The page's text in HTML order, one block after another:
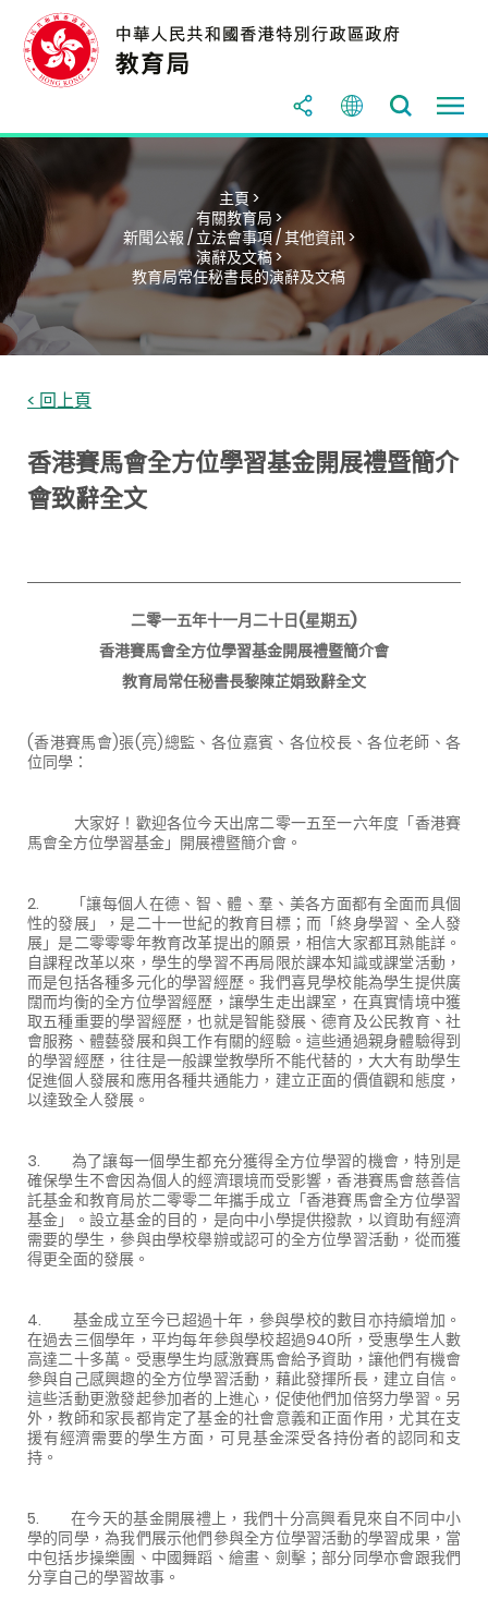
主頁 >
有關教育局 >
新聞公報 / 立法會事項 / 其他資訊 >
演辭及文稿 >
教育局常任秘書長的演辭及文稿
< 回上頁
香港賽馬會全方位學習基金開展禮暨簡介
會致辭全文
二零一五年十一月二十日(星期五)
香港賽馬會全方位學習基金開展禮暨簡介會
教育局常任秘書長黎陳芷娟致辭全文
(香港賽馬會)張(亮)總監、各位嘉賓、各位校長、各位老師、各
位同學：
大家好！歡迎各位今天出席二零一五至一六年度「香港賽
馬會全方位學習基金」開展禮暨簡介會。
2. 「讓每個人在德、智、體、羣、美各方面都有全面而具個
性的發展」，是二十一世紀的教育目標；而「終身學習、全人發
展」是二零零零年教育改革提出的願景，相信大家都耳熟能詳。
自課程改革以來，學生的學習不再局限於課本知識或課堂活動，
而是包括各種多元化的學習經歷。我們喜見學校能為學生提供廣
闊而均衡的全方位學習經歷，讓學生走出課室，在真實情境中獲
取五種重要的學習經歷，也就是智能發展、德育及公民教育、社
會服務、體藝發展和與工作有關的經驗。這些通過親身體驗得到
的學習經歷，往往是一般課堂教學所不能代替的，大大有助學生
促進個人發展和應用各種共通能力，建立正面的價值觀和態度，
以達致全人發展。
3. 為了讓每一個學生都充分獲得全方位學習的機會，特別是
確保學生不會因為個人的經濟環境而受影響，香港賽馬會慈善信
託基金和教育局於二零零二年攜手成立「香港賽馬會全方位學習
基金」。設立基金的目的，是向中小學提供撥款，以資助有經濟
需要的學生，參與由學校舉辦或認可的全方位學習活動，從而獲
得更全面的發展。
4. 基金成立至今已超過十年，參與學校的數目亦持續增加。
在過去三個學年，平均每年參與學校超過940所，受惠學生人數
高達二十多萬。受惠學生均感激賽馬會給予資助，讓他們有機會
參與自己感興趣的全方位學習活動，藉此發揮所長，建立自信。
這些活動更激發起參加者的上進心，促使他們加倍努力學習。另
外，教師和家長都肯定了基金的社會意義和正面作用，尤其在支
援有經濟需要的學生方面，可見基金深受各持份者的認同和支
持。
5. 在今天的基金開展禮上，我們十分高興看見來自不同中小
學的同學，為我們展示他們參與全方位學習活動的學習成果，當
中包括步操樂團、中國舞蹈、繪畫、劍擊；部分同學亦會跟我們
分享自己的學習故事。